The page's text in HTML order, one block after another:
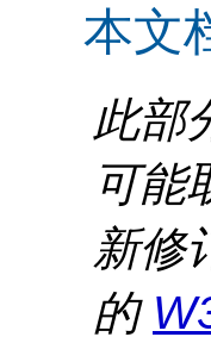
本文
此部
可能
新修
的